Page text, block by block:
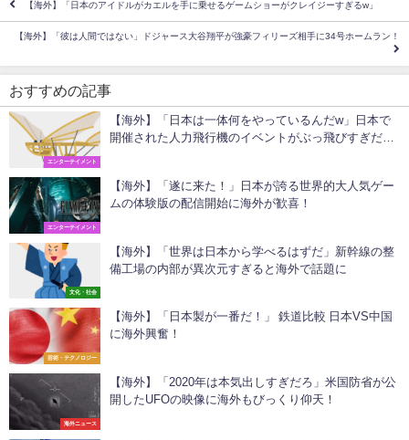
【海外】「日本のアイドルがカエルを手に乗せるゲームショーがクレイジーすぎるw」
【海外】「彼は人間ではない」ドジャース大谷翔平が強豪フィリーズ相手に34号ホームラン！
おすすめの記事
エンターテイメント
【海外】「日本は一体何をやっているんだw」日本で
開催された人力飛行機のイベントがぶっ飛びすぎだと
エンターテイメント
【海外】「遂に来た！」日本が誇る世界的大人気ゲー
ムの体験版の配信開始に海外が歓喜！
文化・社会
【海外】「世界は日本から学べるはずだ」新幹線の整
備工場の内部が異次元すぎると海外で話題に
芸術・テクノロジー
【海外】「日本製が一番だ！」 鉄道比較 日本VS中国
に海外興奮！
海外ニュース
【海外】「2020年は本気出しすぎだろ」米国防省が公
開したUFOの映像に海外もびっくり仰天！